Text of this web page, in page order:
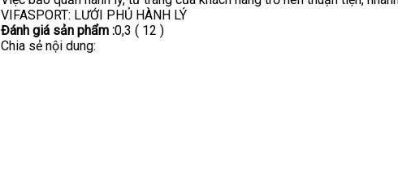
VIFASPORT: LƯỚI PHỦ HÀNH LÝ
Đánh giá sản phẩm :0,3 ( 12 )
Chia sẻ nội dung: